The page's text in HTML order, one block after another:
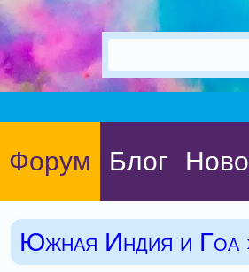
Форум Блог
Южная Индия и Гоа